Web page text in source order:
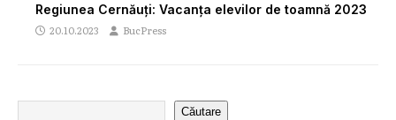
Regiunea Cernăuți: Vacanța elevilor de toamnă 2023
20.10.2023 BucPress
Căutare